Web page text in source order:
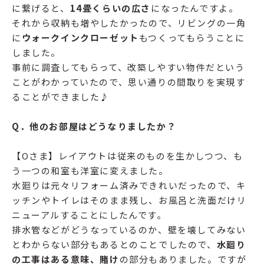
に繋げると、 14畳くらいの広さ になったんですよ。
それから収納も増やしたかったので、リビングの一角
に ウォークインクローゼット もつくってもらうことに
しました。
事前に調査してもらって、改築しやすい物件だという
ことがわかっていたので、思い通りの間取りを実現す
ることができました♪
Q．他のお部屋はどうなりましたか？
【Oさま】レイアウトは従来のものを生かしつつ、も
う一つの和室も洋室に変えました。
水廻りは元々リフォーム済みできれいだったので、キ
ッチンやトイレはそのまま残し、お風呂と洗面だけリ
ニューアルすることにしたんです。
排水管などがどうなっているのか、壁を壊してみない
とわからない部分もあるとのことでしたので、 水廻り
の工事はある意味、賭けの部分もありました。ですが